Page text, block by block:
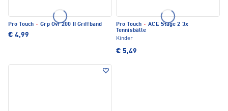
Pro Touch · Grp Ovr 200 II Griffband
€ 4,99
Pro Touch · ACE Stage 2 3x
Tennisbälle
Kinder
€ 5,49